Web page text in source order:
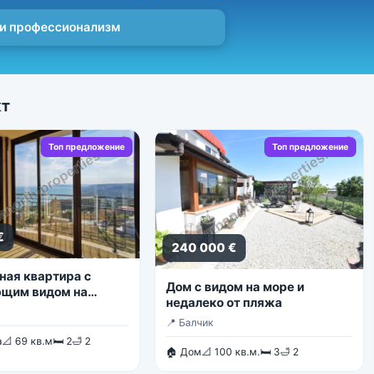
профессионализм
Топ предложение
квартира с
видом на
море
📐 69 кв.м🛏 2🛁 2
Топ предложение
240 000 €
Дом с видом на море и
недалеко от пляжа
📍 Балчик
🏠 Дом📐 100 кв.м.🛏 3🛁 2